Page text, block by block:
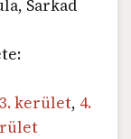
Sarkad
3. kerület, 4.